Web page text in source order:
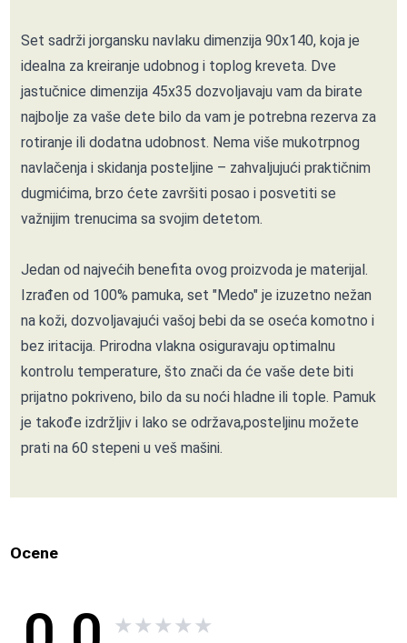
Set sadrži jorgansku navlaku dimenzija 90x140, koja je
idealna za kreiranje udobnog i toplog kreveta. Dve
jastučnice dimenzija 45x35 dozvoljavaju vam da birate
najbolje za vaše dete bilo da vam je potrebna rezerva za
rotiranje ili dodatna udobnost. Nema više mukotrpnog
navlačenja i skidanja posteljine – zahvaljujući praktičnim
dugmićima, brzo ćete završiti posao i posvetiti se
važnijim trenucima sa svojim detetom.
Jedan od najvećih benefita ovog proizvoda je materijal.
Izrađen od 100% pamuka, set "Medo" je izuzetno nežan
na koži, dozvoljavajući vašoj bebi da se oseća komotno i
bez iritacija. Prirodna vlakna osiguravaju optimalnu
kontrolu temperature, što znači da će vaše dete biti
prijatno pokriveno, bilo da su noći hladne ili tople. Pamuk
je takođe izdržljiv i lako se održava,posteljinu možete
prati na 60 stepeni u veš mašini.
Ocene
★★★★★